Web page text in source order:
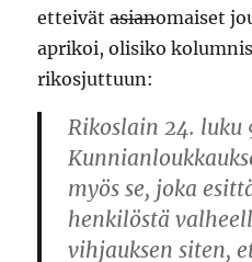
etteivätasianomaiset
aprikoi, olisiko
rikosjuttuun:
Rikoslain 24. luku
myös se, joka
henkilöstä
vihjauksen siten,